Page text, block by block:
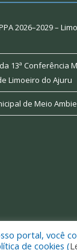
2026–2029 –
13ª Conferência
Limoeiro do Ajuru
de Meio
portal, você
de cookies (